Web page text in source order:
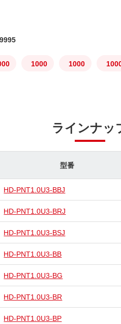
1000 1000
ラインナッ
型番
HD-PNT1.0U3-BBJ
HD-PNT1.0U3-BRJ
HD-PNT1.0U3-BSJ
HD-PNT1.0U3-BB
HD-PNT1.0U3-BG
HD-PNT1.0U3-BR
HD-PNT1.0U3-BP